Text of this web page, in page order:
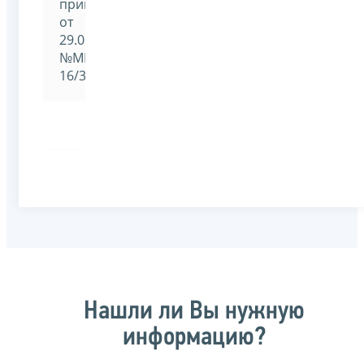
приказом
от
29.01.2019
№ММВ-7-
16/33@
Нашли ли Вы нужную
информацию?